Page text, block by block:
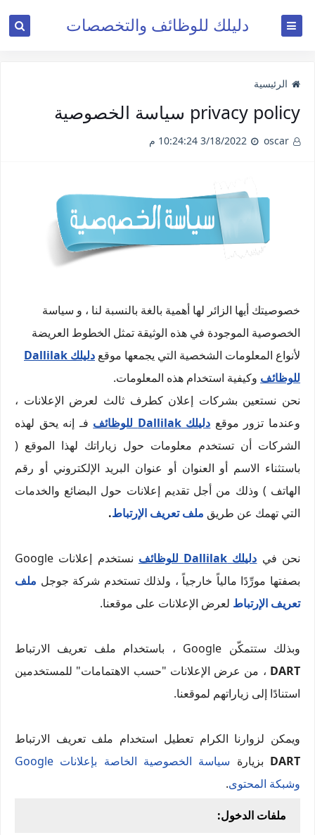
دليلك للوظائف والتخصصات
الرئيسية
privacy policy سياسة الخصوصية
oscar
خصوصيتك أيها الزائر لها أهمية بالغة بالنسبة لنا ، و سياسة
الخصوصية الموجودة في هذه الوثيقة تمثل الخطوط العريضة
لأنواع المعلومات الشخصية التي يجمعها موقع
دليلك Dallilak
للوظائف وكيفية استخدام هذه المعلومات.
نحن نستعين بشركات إعلان كطرف ثالث لعرض الإعلانات ،
وعندما تزور موقع دليلك Dallilak للوظائف
فـ إنه يحق لهذه
الشركات أن تستخدم معلومات حول زياراتك لهذا الموقع (
باستثناء الاسم أو العنوان أو عنوان البريد الإلكتروني أو رقم
الهاتف ) وذلك من أجل تقديم إعلانات حول البضائع والخدمات
التي تهمك عن طريق ملف تعريف الإرتباط.
نحن في دليلك Dallilak للوظائف
نستخدم إعلانات Google
بصفتها مورِّدًا مالياً خارجياً ، ولذلك تستخدم شركة جوجل ملف
تعريف الإرتباط لعرض الإعلانات على موقعنا.
وبذلك ستتمكّن Google ، باستخدام ملف تعريف الارتباط
DART ، من عرض الإعلانات "حسب الاهتمامات" للمستخدمين
استنادًا إلى زياراتهم لموقعنا.
ويمكن لزوارنا الكرام تعطيل استخدام ملف تعريف الارتباط
DART بزيارة
سياسة الخصوصية الخاصة بإعلانات Google
وشبكة المحتوى.
ملفات الدخول: